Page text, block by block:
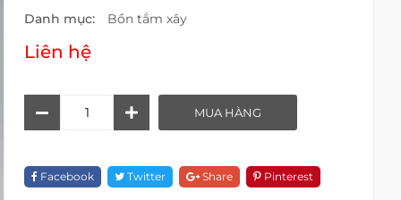
Danh mục: Bồn tắm xây
Liên hệ
BTS
31708
MUA HÀNG
Facebook Twitter Share Pinterest